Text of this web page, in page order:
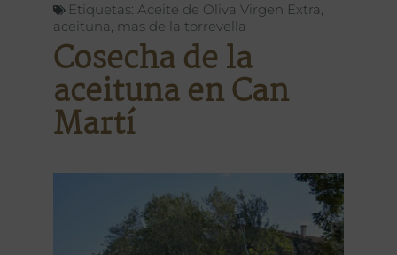
Etiquetas: Aceite de Oliva Virgen Extra,
aceituna, mas de la torrevella
Cosecha de la
aceituna en Can
Martí